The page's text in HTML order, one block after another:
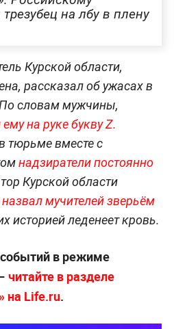
на лбу в плену
Курской области,
рассказал об ужасах в
словам мужчины,
на руке букву Z.
тюрьме вместе с
надзиратели постоянно
Курской области
мучителей зверьём
историей леденеет кровь.
в режиме
читайте в разделе
на Life.ru.